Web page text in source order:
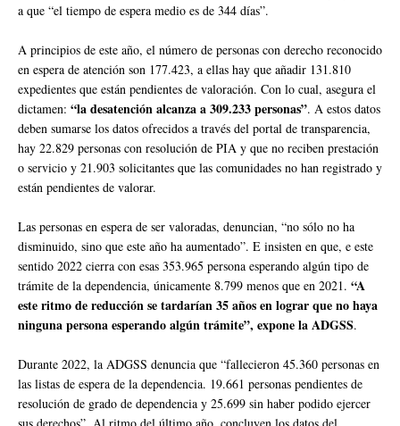
a que “el tiempo de espera medio es de 344 días”.
A principios de este año, el número de personas con derecho reconocido
en espera de atención son 177.423, a ellas hay que añadir 131.810
expedientes que están pendientes de valoración. Con lo cual, asegura el
dictamen: “la desatención alcanza a 309.233 personas”. A estos datos
deben sumarse los datos ofrecidos a través del portal de transparencia,
hay 22.829 personas con resolución de PIA y que no reciben prestación
o servicio y 21.903 solicitantes que las comunidades no han registrado y
están pendientes de valorar.
Las personas en espera de ser valoradas, denuncian, “no sólo no ha
disminuido, sino que este año ha aumentado”. E insisten en que, e este
sentido 2022 cierra con esas 353.965 persona esperando algún tipo de
trámite de la dependencia, únicamente 8.799 menos que en 2021. “A
este ritmo de reducción se tardarían 35 años en lograr que no haya
ninguna persona esperando algún trámite”, expone la ADGSS.
Durante 2022, la ADGSS denuncia que “fallecieron 45.360 personas en
las listas de espera de la dependencia. 19.661 personas pendientes de
resolución de grado de dependencia y 25.699 sin haber podido ejercer
sus derechos”. Al ritmo del último año, concluyen los datos del